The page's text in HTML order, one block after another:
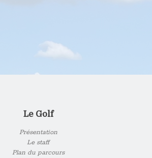
Le Golf
Présentation
Le staff
Plan du parcours